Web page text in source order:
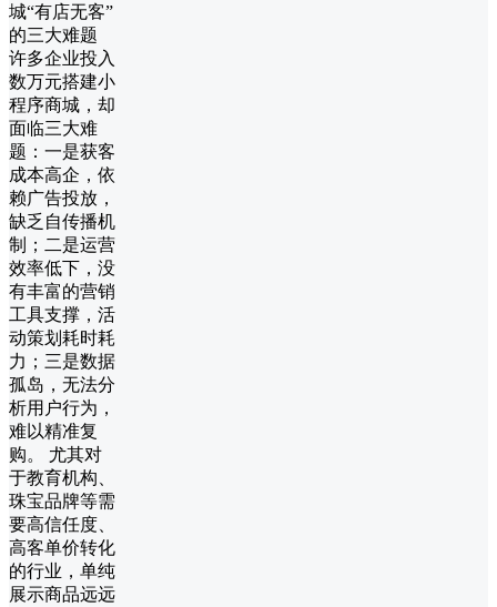
城“有店无客”
的三大难题
许多企业投入
数万元搭建小
程序商城，却
面临三大难
题：一是获客
成本高企，依
赖广告投放，
缺乏自传播机
制；二是运营
效率低下，没
有丰富的营销
工具支撑，活
动策划耗时耗
力；三是数据
孤岛，无法分
析用户行为，
难以精准复
购。 尤其对
于教育机构、
珠宝品牌等需
要高信任度、
高客单价转化
的行业，单纯
展示商品远远